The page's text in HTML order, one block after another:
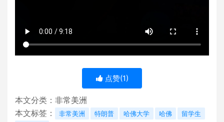
点赞(1)
本文分类： 非常美洲
本文标签：
非常美洲 特朗普 哈佛大学 哈佛
留学生